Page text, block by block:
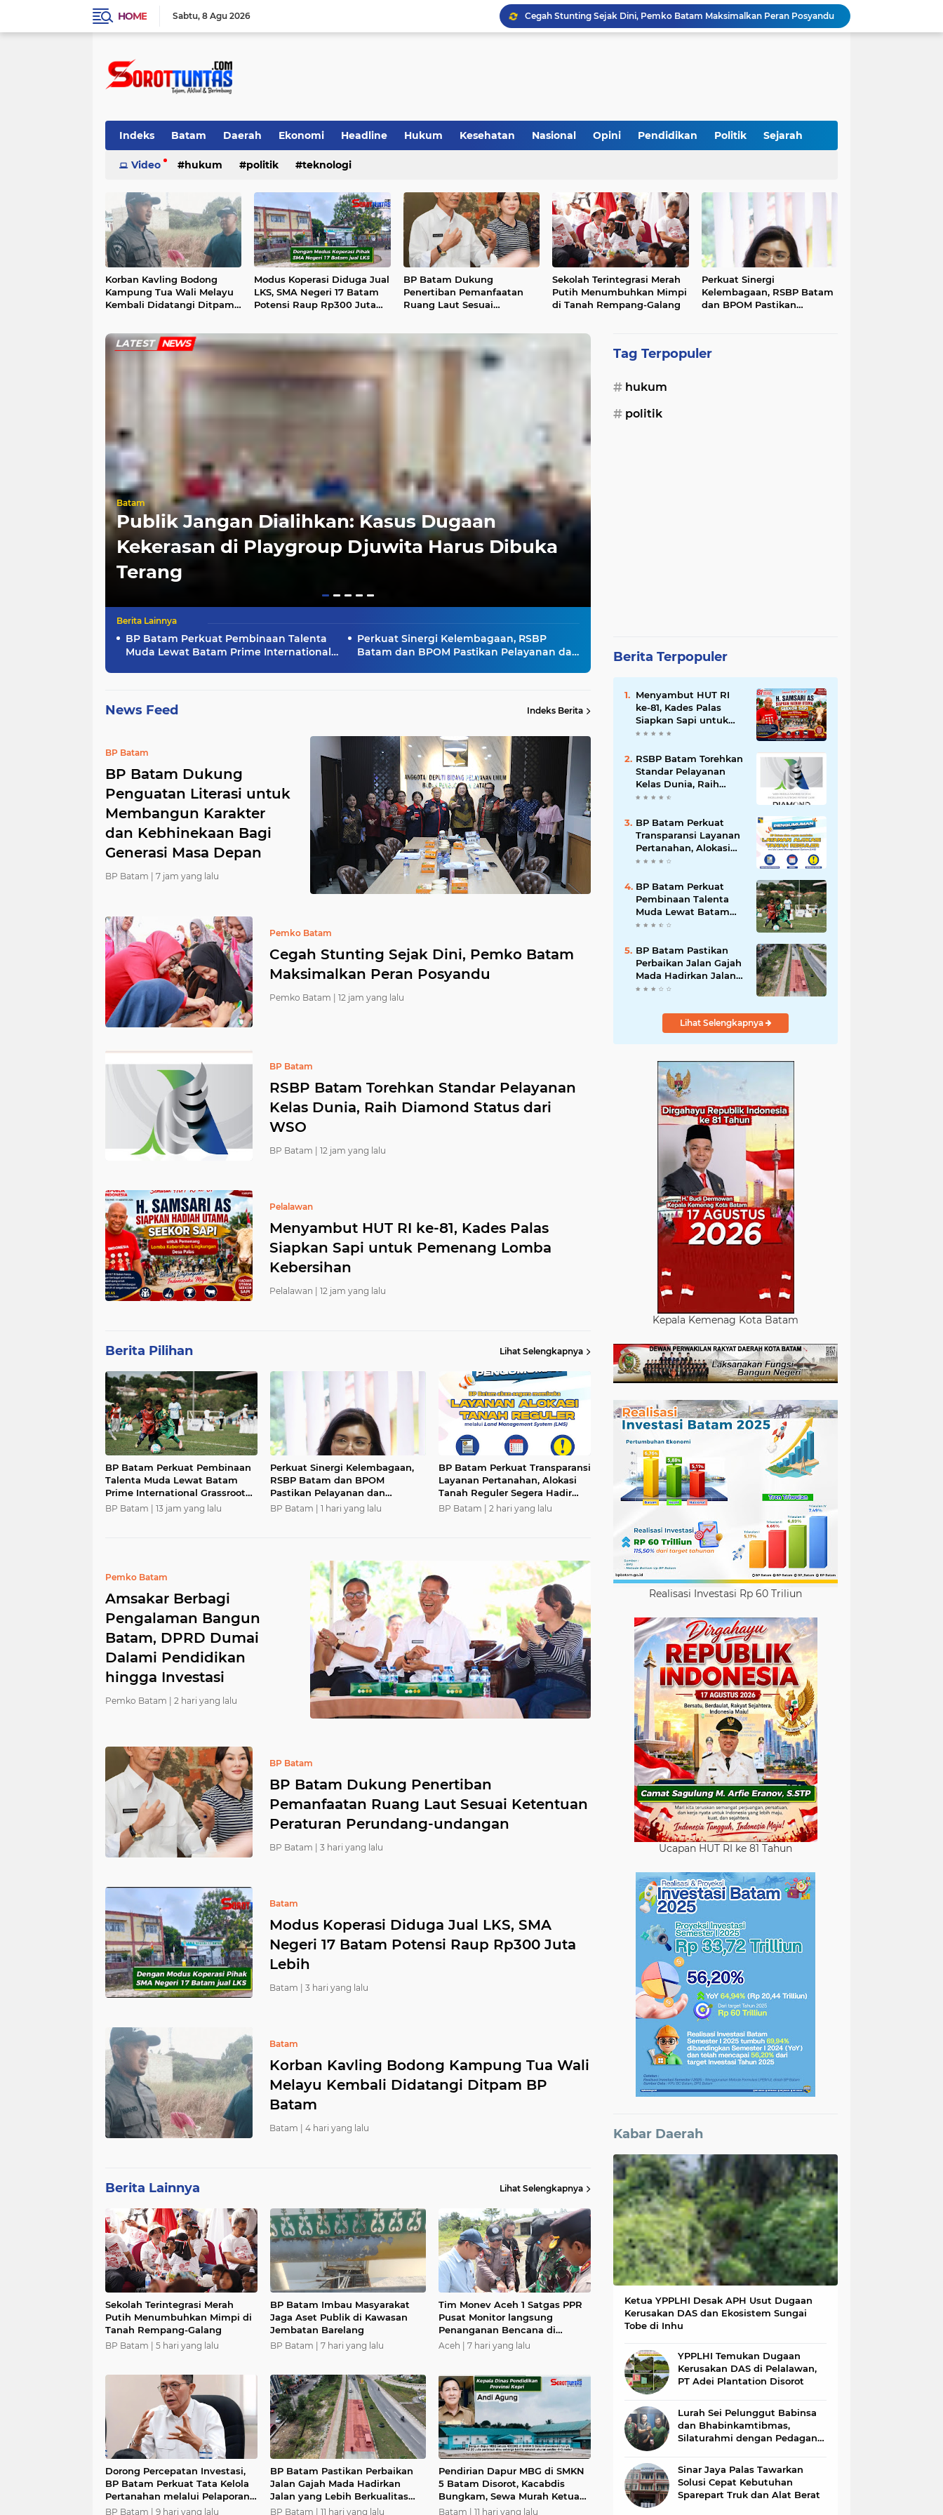
HOME Sabtu 8 Agu 2026
RSBP Batam Torehkan Standar Pelayanan Kelas Dunia, Raih Diamond Status dari WSO
Menyambut HUT RI ke-81, Kades Palas Siapkan Sapi untuk Pemenang Lomba Kebersihan
BP Batam Dukung Penguatan Literasi untuk Membangun Karakter dan Kebhinekaan Bagi Generasi Masa Depan
Indeks Batam Daerah Ekonomi Headline Hukum Kesehatan Nasional Opini Pendidikan Politik Sejarah
Teknologi
Video hukum politik teknologi
Korban Kavling Bodong
Kampung Tua Wali Melayu
Kembali Didatangi Ditpam
Modus Koperasi Diduga Jual
LKS, SMA Negeri 17 Batam
Potensi Raup Rp300 Juta
BP Batam Dukung
Penertiban Pemanfaatan
Ruang Laut Sesuai
Sekolah Terintegrasi Merah
Putih Menumbuhkan Mimpi
di Tanah Rempang-Galang
Perkuat Sinergi
Kelembagaan, RSBP Batam
dan BPOM Pastikan
LATEST NEWS
Batam
Publik Jangan Dialihkan: Kasus Dugaan
Kekerasan di Playgroup Djuwita Harus Dibuka
Terang
BP Batam Perkuat Pembinaan Talenta
Muda Lewat Batam Prime International
Perkuat Sinergi Kelembagaan, RSBP
Batam dan BPOM Pastikan Pelayanan dan
News Feed Indeks Berita
BP Batam
BP Batam Dukung
Penguatan Literasi untuk
Membangun Karakter
dan Kebhinekaan Bagi
Generasi Masa Depan
BP Batam | 7 jam yang lalu
Pemko Batam
Cegah Stunting Sejak Dini, Pemko Batam
Maksimalkan Peran Posyandu
Pemko Batam | 12 jam yang lalu
BP Batam
RSBP Batam Torehkan Standar Pelayanan
Kelas Dunia, Raih Diamond Status dari
WSO
BP Batam | 12 jam yang lalu
Pelalawan
Menyambut HUT RI ke-81, Kades Palas
Siapkan Sapi untuk Pemenang Lomba
Kebersihan
Pelalawan | 12 jam yang lalu
Berita Pilihan Lihat Selengkapnya
BP Batam Perkuat Pembinaan
Talenta Muda Lewat Batam
Prime International Grassroot
Football Festival 2026
BP Batam | 13 jam yang lalu
Perkuat Sinergi Kelembagaan,
RSBP Batam dan BPOM
Pastikan Pelayanan dan
Ketersediaan Obat Aman
BP Batam | 1 hari yang lalu
BP Batam Perkuat Transparansi
Layanan Pertanahan, Alokasi
Tanah Reguler Segera Hadir
Melalui LMS
BP Batam | 2 hari yang lalu
Pemko Batam
Amsakar Berbagi
Pengalaman Bangun
Batam, DPRD Dumai
Dalami Pendidikan
hingga Investasi
Pemko Batam | 2 hari yang lalu
BP Batam
BP Batam Dukung Penertiban
Pemanfaatan Ruang Laut Sesuai Ketentuan
Peraturan Perundang-undangan
BP Batam | 3 hari yang lalu
Batam
Modus Koperasi Diduga Jual LKS, SMA
Negeri 17 Batam Potensi Raup Rp300 Juta
Lebih
Batam | 3 hari yang lalu
Batam
Korban Kavling Bodong Kampung Tua Wali
Melayu Kembali Didatangi Ditpam BP
Batam
Batam | 4 hari yang lalu
Berita Lainnya Lihat Selengkapnya
Sekolah Terintegrasi Merah
Putih Menumbuhkan Mimpi di
Tanah Rempang-Galang
BP Batam | 5 hari yang lalu
BP Batam Imbau Masyarakat
Jaga Aset Publik di Kawasan
Jembatan Barelang
BP Batam | 7 hari yang lalu
Tim Monev Aceh 1 Satgas PPR
Pusat Monitor langsung
Penanganan Bencana di
Kabupaten Bener Meriah Aceh
Aceh | 7 hari yang lalu
Dorong Percepatan Investasi,
BP Batam Perkuat Tata Kelola
Pertanahan melalui Pelaporan
Mandiri LMS
BP Batam | 9 hari yang lalu
BP Batam Pastikan Perbaikan
Jalan Gajah Mada Hadirkan
Jalan yang Lebih Berkualitas
dan Nyaman, Pengguna Jalan
BP Batam | 11 hari yang lalu
Pendirian Dapur MBG di SMKN
5 Batam Disorot, Kacabdis
Bungkam, Sewa Murah Ketua
Komite Tak Dilibatkan
Batam | 11 hari yang lalu
Tag Terpopuler
hukum
politik
Berita Terpopuler
Menyambut HUT RI
ke-81, Kades Palas
Siapkan Sapi untuk
Pemenang Lomba
RSBP Batam Torehkan
Standar Pelayanan
Kelas Dunia, Raih
Diamond Status dari
BP Batam Perkuat
Transparansi Layanan
Pertanahan, Alokasi
Tanah Reguler Segera
BP Batam Perkuat
Pembinaan Talenta
Muda Lewat Batam
Prime International
Festival 2026
BP Batam Pastikan
Perbaikan Jalan Gajah
Mada Hadirkan Jalan
yang Lebih
Nyaman, Pengguna
Jalan DihimbauLihat Selengkapnya
Kepala Kemenag Kota Batam
Realisasi Investasi Rp 60 Triliun
Ucapan HUT RI ke 81 Tahun
Kabar Daerah
Ketua YPPLHI Desak APH Usut Dugaan
Kerusakan DAS dan Ekosistem Sungai
Tobe di Inhu
YPPLHI Temukan Dugaan
Kerusakan DAS di Pelalawan,
PT Adei Plantation Disorot
Lurah Sei Pelunggut Babinsa
dan Bhabinkamtibmas,
Silaturahmi dengan Pedagang
Sinar Jaya Palas Tawarkan
Solusi Cepat Kebutuhan
Sparepart Truk dan Alat Berat